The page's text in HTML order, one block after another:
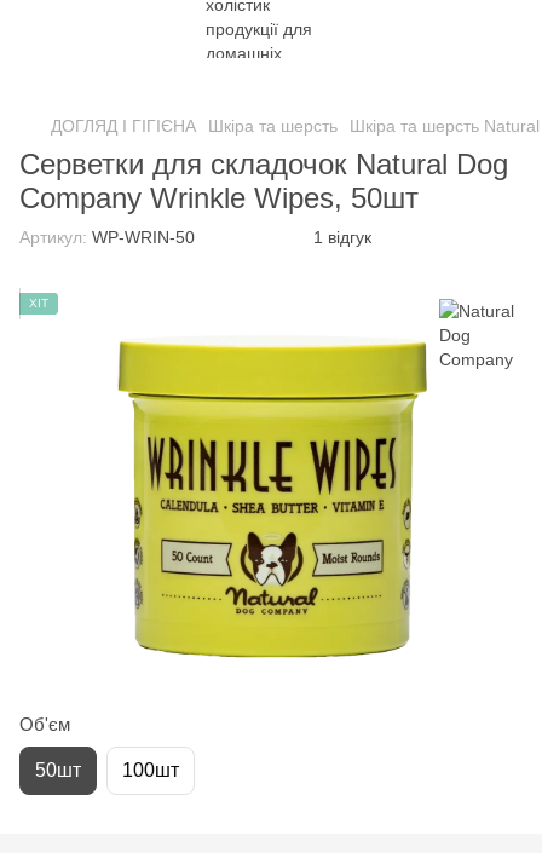
ДОГЛЯД І ГІГІЄНА Шкіра та шерсть Шкіра та шерсть
Серветки для складочок Natural Dog
Company Wrinkle Wipes, 50шт
Артикул: WP-WRIN-50 1 відгук
ХІТ
Об'єм
50шт 100шт